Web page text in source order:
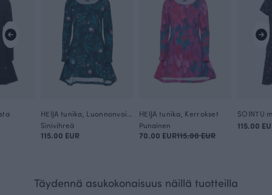
Sinivihreä
115.00 EUR
HEIJA tunika, Kerrokset
Punainen
70.00 EUR115.00 EUR
SOINTU
115.00
Täydennä asukokonaisuus näillä tuotteilla